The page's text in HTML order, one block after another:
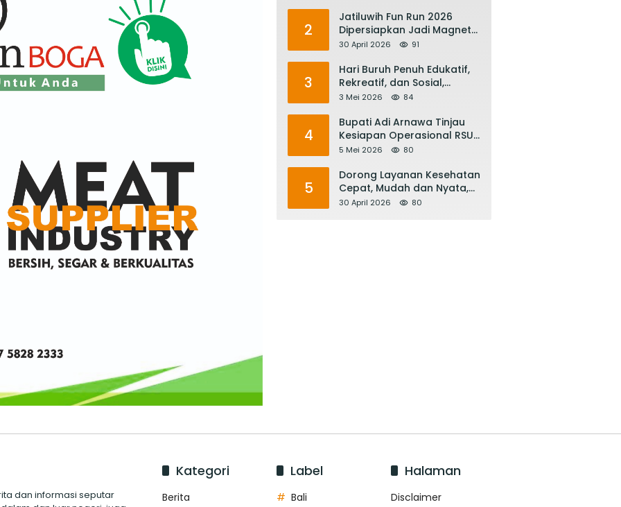
2
Jatiluwih Fun Run 2026
Dipersiapkan Jadi Magnet
Pariwisata Internasional,
Pariwisata Bali
30 April 2026 91
3
Hari Buruh Penuh Edukatif,
Rekreatif, dan Sosial,
Gubernur Koster: Matur
Mesin Ekonomi Bali
3 Mei 2026 84
4
Bupati Adi Arnawa Tinjau
Kesiapan Operasional RSUD
Giri Asih, Harapkan Jadi RS
5 Mei 2026 80
5
Dorong Layanan Kesehatan
Cepat, Mudah dan Nyata,
Bupati Adi Arnawa Evaluasi
30 April 2026 80
dan informasi seputar
Kategori
Berita
Label
Bali
Halaman
Disclaimer